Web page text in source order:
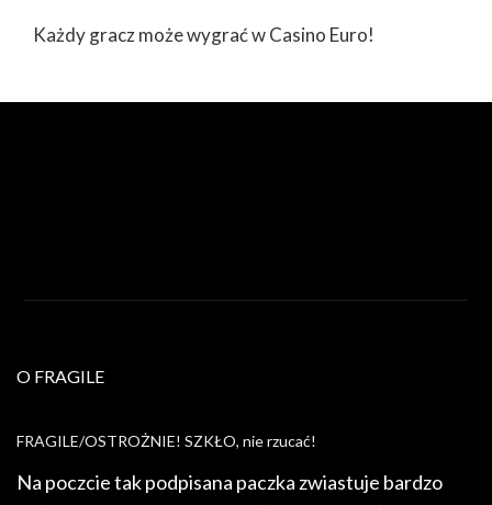
Każdy gracz może wygrać w Casino Euro!
O FRAGILE
FRAGILE/OSTROŻNIE! SZKŁO, nie rzucać!
Na poczcie tak podpisana paczka zwiastuje bardzo